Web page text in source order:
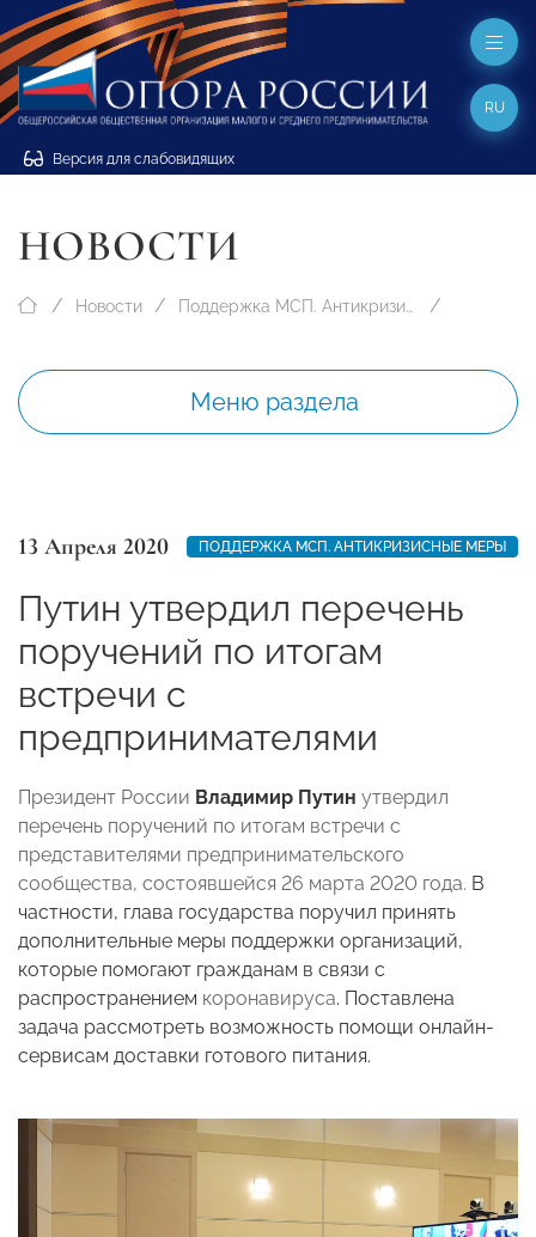
Версия для слабовидящих
RU
НОВОСТИ
Новости Поддержка МСП. Антикризисные меры
Меню раздела
13 Апреля 2020 ПОДДЕРЖКА МСП. АНТИКРИЗИСНЫЕ МЕРЫ
Путин утвердил перечень
поручений по итогам
встречи с
предпринимателями
Президент России Владимир Путин утвердил
перечень поручений по итогам встречи с
представителями предпринимательского
сообщества, состоявшейся 26 марта 2020 года. В
частности, глава государства поручил принять
дополнительные меры поддержки организаций,
которые помогают гражданам в связи с
распространением коронавируса. Поставлена
задача рассмотреть возможность помощи онлайн-
сервисам доставки готового питания.